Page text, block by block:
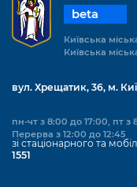
beta
Київська
Київська
вул. Хрещатик, 36, м.
пн-чт з 8:00 до 17:00, пт з
Перерва з 12:00 до 12:45
зі стаціонарного та
1551